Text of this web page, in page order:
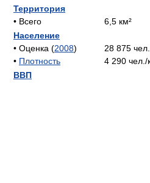
Территория
• Всего
6,5 км²
Население
• Оценка (2008)
• Плотность
28 875 чел.
4 290 чел./
ВВП